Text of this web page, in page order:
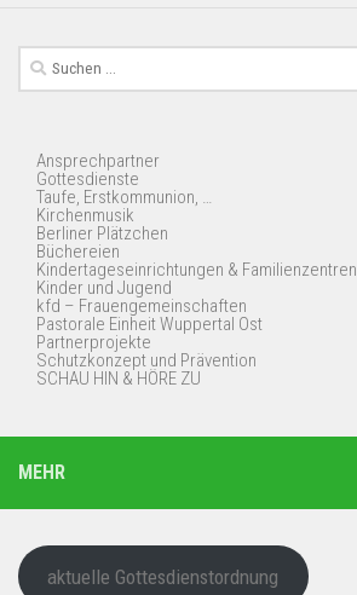
Suchen
nach:
Ansprechpartner
Gottesdienste
Taufe, Erstkommunion, …
Kirchenmusik
Berliner Plätzchen
Büchereien
Kindertageseinrichtungen & Familienzentren
Kinder und Jugend
kfd – Frauengemeinschaften
Pastorale Einheit Wuppertal Ost
Partnerprojekte
Schutzkonzept und Prävention
SCHAU HIN & HÖRE ZU
MEHR
aktuelle Gottesdienstordnung